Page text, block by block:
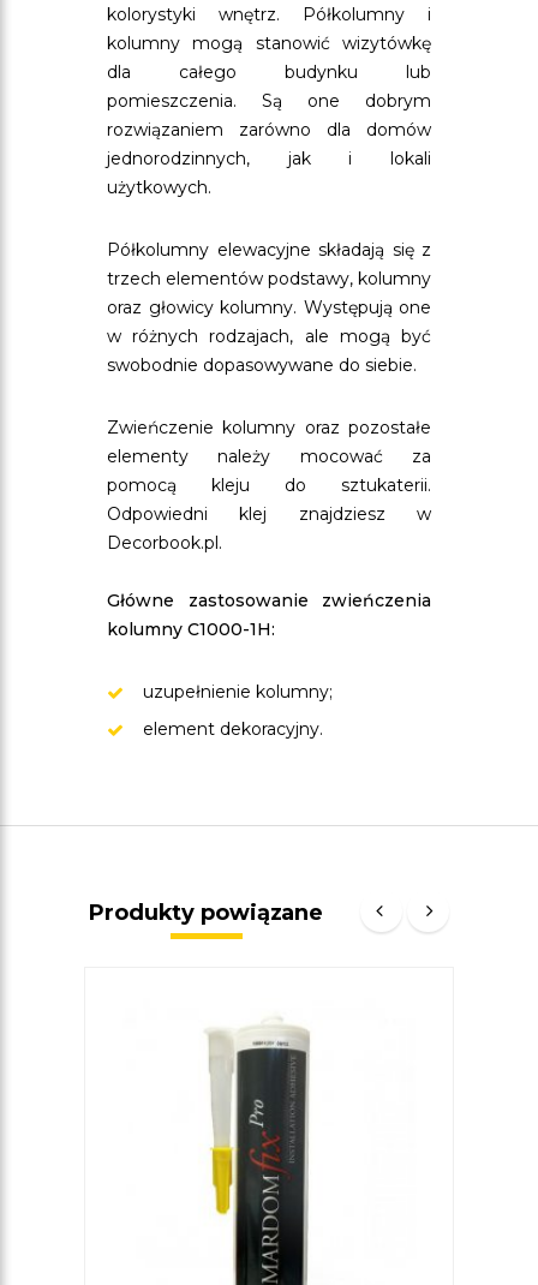
kolorystyki wnętrz. Półkolumny i
kolumny mogą stanowić wizytówkę
dla całego budynku lub
pomieszczenia. Są one dobrym
rozwiązaniem zarówno dla domów
jednorodzinnych, jak i lokali
użytkowych.
Półkolumny elewacyjne składają się z
trzech elementów podstawy, kolumny
oraz głowicy kolumny. Występują one
w różnych rodzajach, ale mogą być
swobodnie dopasowywane do siebie.
Zwieńczenie kolumny oraz pozostałe
elementy należy mocować za
pomocą kleju do sztukaterii.
Odpowiedni klej znajdziesz w
Decorbook.pl.
Główne zastosowanie zwieńczenia
kolumny C1000-1H:
uzupełnienie kolumny;
element dekoracyjny.
Produkty powiązane